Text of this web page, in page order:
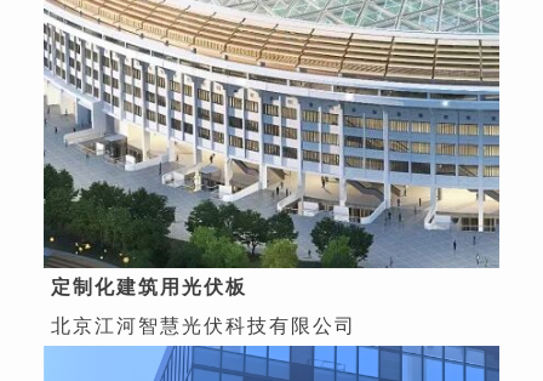
定制化建筑用光伏板
北京江河智慧光伏科技有限公司